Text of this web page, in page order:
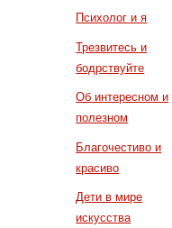
Психолог и я
Трезвитесь и
бодрствуйте
Об интересном и
полезном
Благочестиво и
красиво
Дети в мире
искусства